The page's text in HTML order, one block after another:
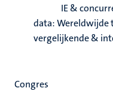
IE &
data: Wereldwijde
vergelijkende &
Congres